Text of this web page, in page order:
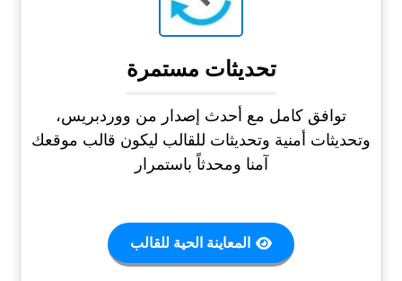
تحديثات مستمرة
توافق كامل مع أحدث إصدار من ووردبريس،
وتحديثات أمنية وتحديثات للقالب ليكون قالب موقعك
آمنا ومحدثاً باستمرار
المعاينة الحية للقالب